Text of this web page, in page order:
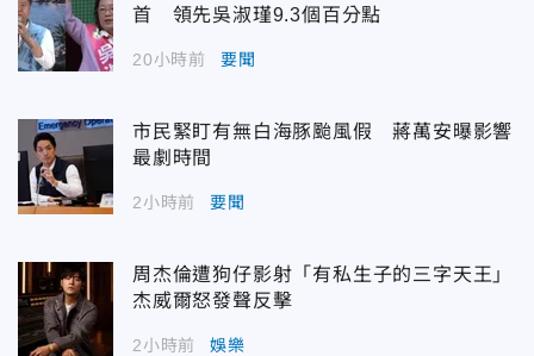
首 領先吳淑瑾9.3個百分點
20小時前 要聞
市民緊盯有無白海豚颱風假 蔣萬安曝影響
最劇時間
2小時前 要聞
周杰倫遭狗仔影射「有私生子的三字天王」
杰威爾怒發聲反擊
2小時前 娛樂